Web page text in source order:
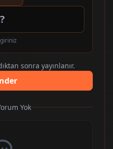
sonra yayınlanır.
Yok